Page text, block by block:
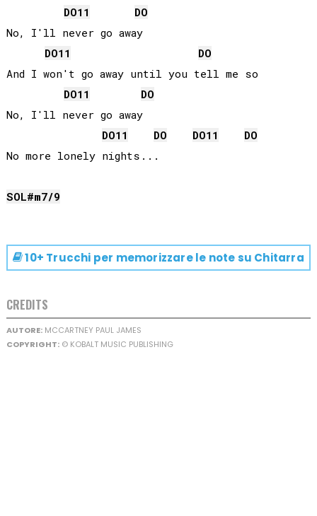
DO11
DO
No, I'll never go away
DO11
DO
And I won't go away until you tell me so
DO11
DO
No, I'll never go away
DO11 DO DO11
DO
SOL#m7/9
10+ Trucchi per memorizzare le note su Chitarra
CREDITS
AUTORE:MCCARTNEY PAUL JAMES
COPYRIGHT:© KOBALT MUSIC PUBLISHING